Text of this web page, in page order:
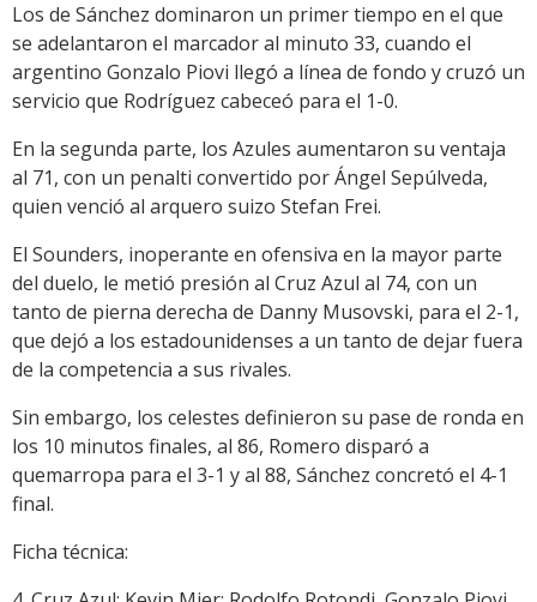
Los de Sánchez dominaron un primer tiempo en el que
se adelantaron el marcador al minuto 33, cuando el
argentino Gonzalo Piovi llegó a línea de fondo y cruzó un
servicio que Rodríguez cabeceó para el 1-0.
En la segunda parte, los Azules aumentaron su ventaja
al 71, con un penalti convertido por Ángel Sepúlveda,
quien venció al arquero suizo Stefan Frei.
El Sounders, inoperante en ofensiva en la mayor parte
del duelo, le metió presión al Cruz Azul al 74, con un
tanto de pierna derecha de Danny Musovski, para el 2-1,
que dejó a los estadounidenses a un tanto de dejar fuera
de la competencia a sus rivales.
Sin embargo, los celestes definieron su pase de ronda en
los 10 minutos finales, al 86, Romero disparó a
quemarropa para el 3-1 y al 88, Sánchez concretó el 4-1
final.
Ficha técnica: